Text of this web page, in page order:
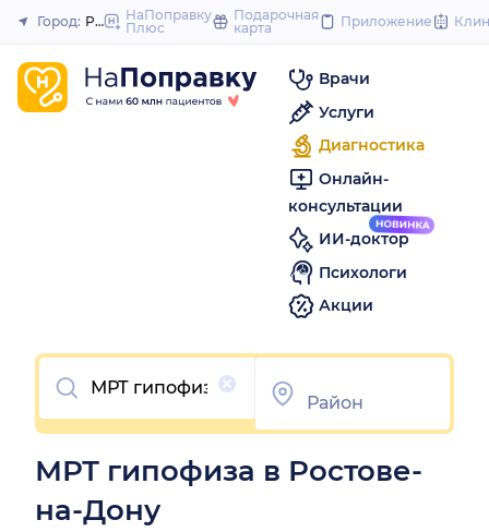
to
Закрыть
Город: Ростов-на-Дону
НаПоправку
Плюс
Подарочная
карта
Приложение
Врачи
Услуги
Диагностика
Онлайн-
консультации
ИИ-доктор
Психологи
Акции
Очистить
МРТ гипофиза в Ростове-
на-Дону